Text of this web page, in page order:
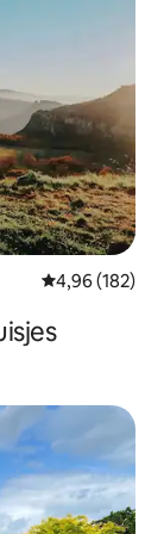
Gemiddelde
4,96 (182)